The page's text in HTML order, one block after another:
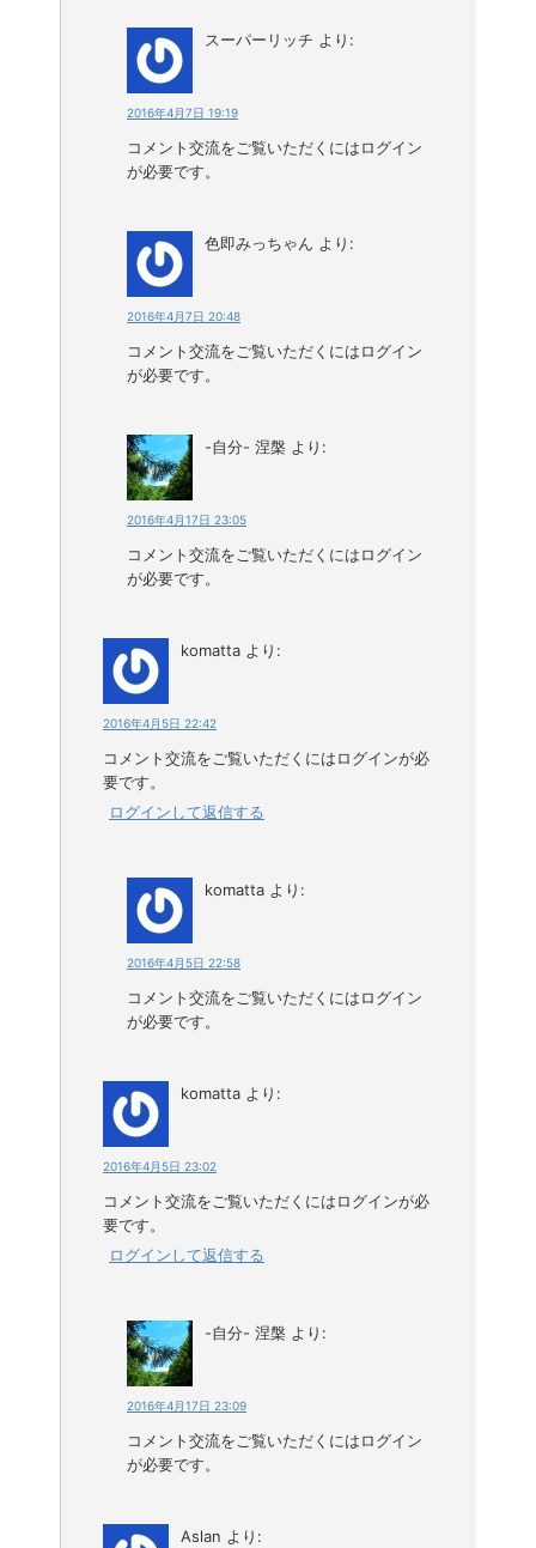
スーパーリッチ より:
2016年4月7日 19:19
コメント交流をご覧いただくにはログイン
が必要です。
色即みっちゃん より:
2016年4月7日 20:48
コメント交流をご覧いただくにはログイン
が必要です。
-自分- 涅槃 より:
2016年4月17日 23:05
コメント交流をご覧いただくにはログイン
が必要です。
komatta より:
2016年4月5日 22:42
コメント交流をご覧いただくにはログインが必
要です。
ログインして返信する
komatta より:
2016年4月5日 22:58
コメント交流をご覧いただくにはログイン
が必要です。
komatta より:
2016年4月5日 23:02
コメント交流をご覧いただくにはログインが必
要です。
ログインして返信する
-自分- 涅槃 より:
2016年4月17日 23:09
コメント交流をご覧いただくにはログイン
が必要です。
Aslan より: